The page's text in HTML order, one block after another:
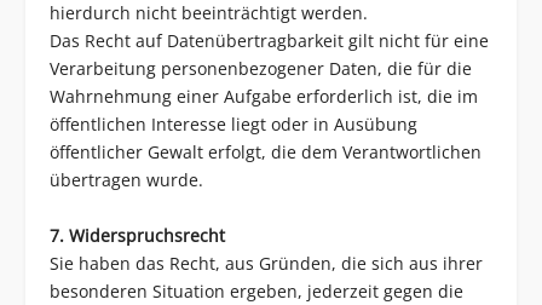
hierdurch nicht beeinträchtigt werden.
Das Recht auf Datenübertragbarkeit gilt nicht für eine
Verarbeitung personenbezogener Daten, die für die
Wahrnehmung einer Aufgabe erforderlich ist, die im
öffentlichen Interesse liegt oder in Ausübung
öffentlicher Gewalt erfolgt, die dem Verantwortlichen
übertragen wurde.
7. Widerspruchsrecht
Sie haben das Recht, aus Gründen, die sich aus ihrer
besonderen Situation ergeben, jederzeit gegen die